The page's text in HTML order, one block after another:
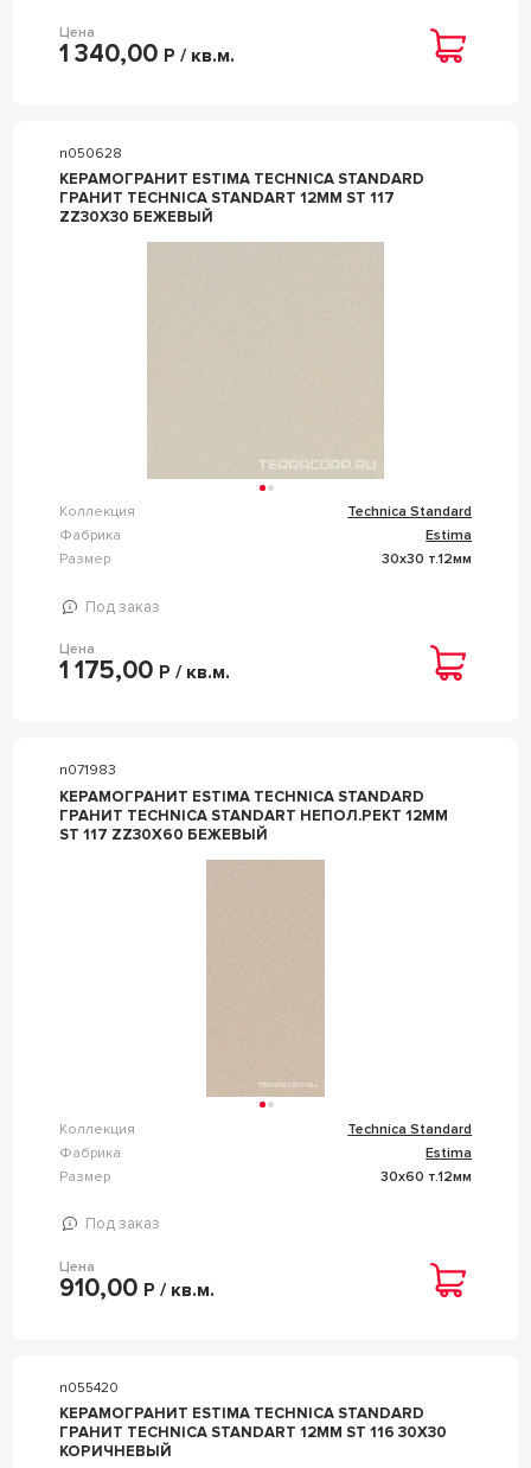
Цена
1 340,00 Р / кв.м.
n050628
КЕРАМОГРАНИТ ESTIMA TECHNICA STANDARD
ГРАНИТ TECHNICA STANDART 12ММ ST 117
ZZ30X30 БЕЖЕВЫЙ
Коллекция
Technica Standard
Фабрика
Estima
Размер
30x30 т.12мм
Под заказ
Цена
1 175,00 Р / кв.м.
n071983
КЕРАМОГРАНИТ ESTIMA TECHNICA STANDARD
ГРАНИТ TECHNICA STANDART НЕПОЛ.РЕКТ 12ММ
ST 117 ZZ30X60 БЕЖЕВЫЙ
Коллекция
Technica Standard
Фабрика
Estima
Размер
30x60 т.12мм
Под заказ
Цена
910,00 Р / кв.м.
n055420
КЕРАМОГРАНИТ ESTIMA TECHNICA STANDARD
ГРАНИТ TECHNICA STANDART 12ММ ST 116 30X30
КОРИЧНЕВЫЙ